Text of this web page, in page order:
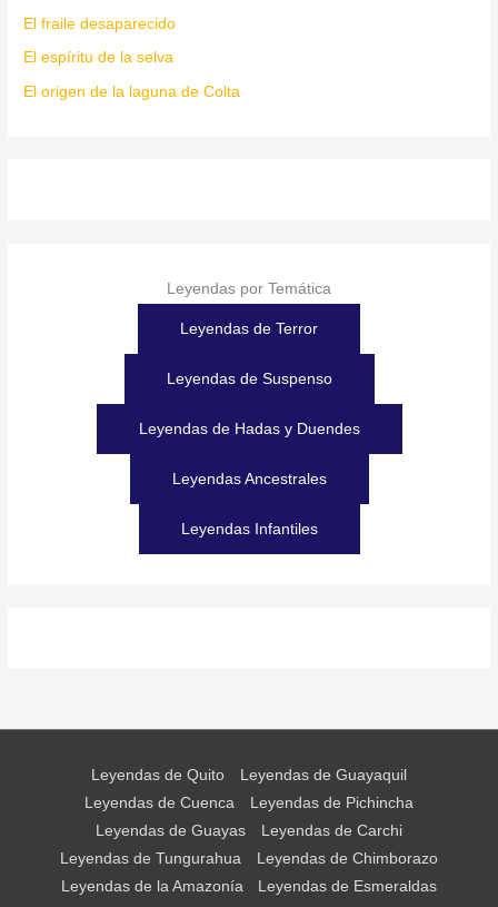
El fraile desaparecido
El espíritu de la selva
El origen de la laguna de Colta
Leyendas por Temática
Leyendas de Terror
Leyendas de Suspenso
Leyendas de Hadas y Duendes
Leyendas Ancestrales
Leyendas Infantiles
Leyendas de Quito
Leyendas de Guayaquil
Leyendas de Cuenca
Leyendas de Pichincha
Leyendas de Guayas
Leyendas de Carchi
Leyendas de Tungurahua
Leyendas de Chimborazo
Leyendas de la Amazonía
Leyendas de Esmeraldas